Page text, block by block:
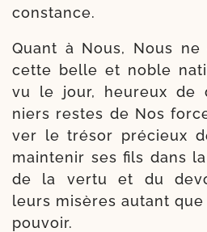
constance.
Quant à Nous, Nous ne
cette belle et noble
vu le jour, heu­reux de
niers restes de Nos
ver le tré­sor pré­cieux
main­te­nir ses fils dans
de la ver­tu et du
leurs misères autant
pouvoir.